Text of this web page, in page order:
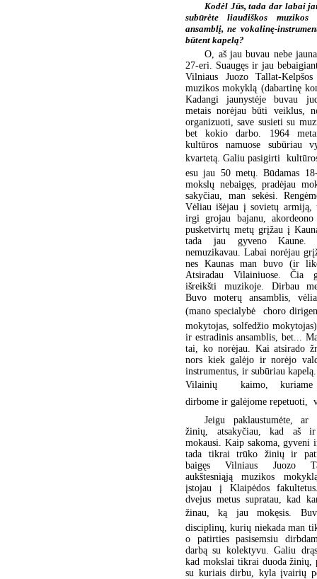
Kodėl Jūs, tada dar labai
subūrėte liaudiškos muzikos
ansamblį, ne vokalinę-
būtent kapelą?
O, aš jau buvau nebe
27-eri. Suaugęs ir jau
Vilniaus Juozo Tallat-Kelpšos
muzikos mokyklą (dabartinę
Kadangi jaunystėje buvau
metais norėjau būti veiklus,
organizuoti, save susieti su
bet kokio darbo. 1964
kultūros namuose subūriau
kvartetą. Galiu pasigirti 
esu jau 50 metų. Būdamas
mokslų nebaigęs, pradėjau
sakyčiau, man sekėsi.
Vėliau išėjau į sovietų armiją,
irgi grojau bajanu,
pusketvirtų metų grįžau į
tada jau gyveno Kaune.
nemuzikavau. Labai norėjau
nes Kaunas man buvo (ir
Atsiradau Vilainiuose. Čia
išreikšti muzikoje. Dirbau
Buvo moterų ansamblis,
(mano specialybė  choro
mokytojas, solfedžio
ir estradinis ansamblis, bet...
tai, ko norėjau. Kai atsirado
nors kiek galėjo ir norėjo
instrumentus, ir subūriau
Vilainių  kaimo, kuriame
dirbome ir galėjome repetuoti, 
Jeigu paklaustumėte, ar
žinių, atsakyčiau, kad aš
mokausi. Kaip sakoma, gyveni
tada tikrai trūko žinių ir
baigęs Vilniaus Juozo
aukštesniąją muzikos
įstojau į Klaipėdos
dvejus metus supratau, kad
žinau, ką jau mokęsis. Buvo
disciplinų, kurių niekada man
o patirties pasisemsiu
darbą su kolektyvu. Galiu
kad mokslai tikrai duoda žinių,
su kuriais dirbu, kyla įvairių